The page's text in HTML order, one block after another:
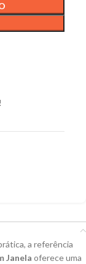
a referência
Janela oferece uma